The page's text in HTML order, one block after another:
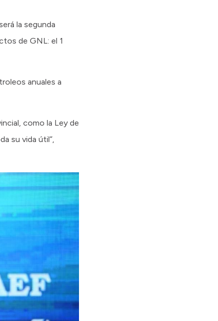
la segunda
de GNL: el 1
anuales a
como la Ley de
su vida útil”,